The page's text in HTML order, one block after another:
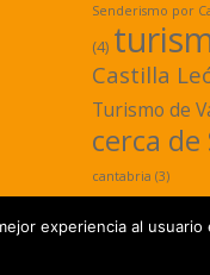
Senderismo por
(4)
Castilla
Turismo de
cerca
cantabria (3)
experiencia al